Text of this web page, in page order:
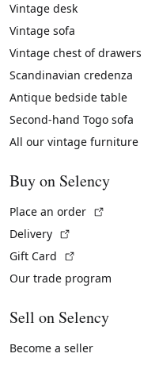
Vintage desk
Vintage sofa
Vintage chest of drawers
Scandinavian credenza
Antique bedside table
Second-hand Togo sofa
All our vintage furniture
Buy on Selency
Place an order
Delivery
Gift Card
Our trade program
Sell on Selency
Become a seller